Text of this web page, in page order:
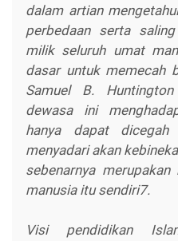
dalam artian
perbedaan serta
milik seluruh umat
dasar untuk memecah
Samuel B.
dewasa ini
hanya dapat
menyadari akan
sebenarnya
manusia itu sendiri7.
Visi pendidikan